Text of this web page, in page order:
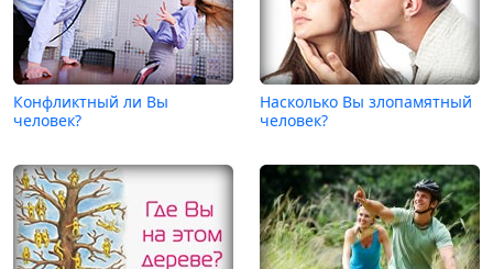
Конфликтный ли Вы
человек?
Насколько Вы злопамятный
человек?